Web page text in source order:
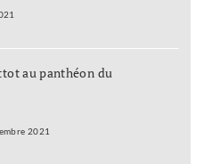
au panthéon du
2021